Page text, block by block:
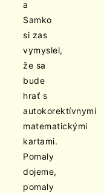
a
Samko
si zas
vymyslel,
že sa
bude
hrať s
autokorektívnymi
matematickými
kartami.
Pomaly
dojeme,
pomaly